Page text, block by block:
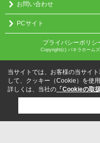
お問い合わせ
PCサイト
プライバシーポリシ
Copyright(c) パキラホーム
当サイトでは、お客様の当サイ
して、クッキー（Cookie）を使用
詳しくは、当社の 「Cookieの取